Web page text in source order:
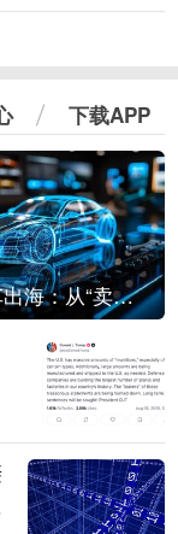
下载APP
中国汽车出海：从“卖出去”到“走进去”